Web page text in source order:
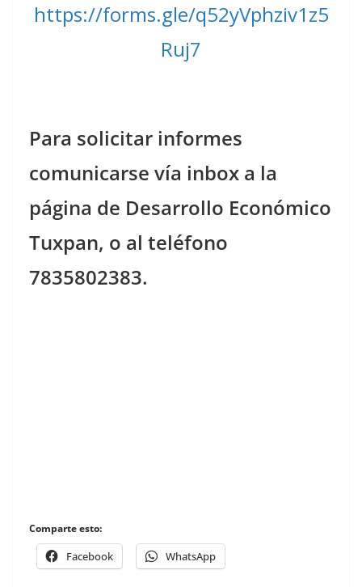
https://forms.gle/q52yVphziv1z5
Ruj7
Para solicitar informes
comunicarse vía inbox a la
página de Desarrollo Económico
Tuxpan, o al teléfono
7835802383.
Comparte esto:
Facebook WhatsApp